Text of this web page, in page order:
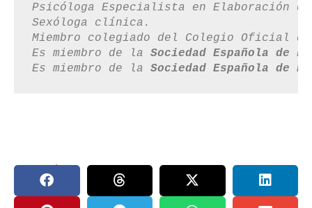
Psicóloga Especialista en Elaboración de
Sexóloga clínica.
Miembro colegiado del Colegio Oficial
Es miembro de la Sociedad Española de
Es miembro de la Sociedad Española de
compartir en: